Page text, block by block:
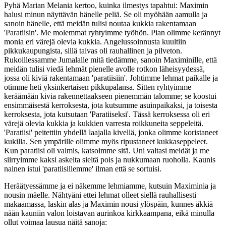
Pyhä Marian Melania kertoo, kuinka ilmestys tapahtui: Maximin
halusi minun näyttävän hänelle peliä. Se oli myöhään aamulla ja
sanoin hänelle, että meidän tulisi noutaa kukkia rakentamaan
'Paratiisin'. Me molemmat ryhtyimme työhön. Pian olimme kerännyt
monia eri värejä olevia kukkia. Angelussoinnusta kuultiin
pikkukaupungista, sillä taivas oli rauhallinen ja pilveton.
Rukoillessamme Jumalalle mitä tiedämme, sanoin Maximinille, että
meidän tulisi viedä lehmät pienelle avolle rotkon läheisyydessä,
jossa oli kiviä rakentamaan 'paratiisiin'. Johtimme lehmat paikalle ja
otimme heti yksinkertaisen pikkupalansa. Sitten ryhtyimme
keräämään kivia rakennettaakseen pienemmän talomme; se koostui
ensimmäisestä kerroksesta, jota kutsumme asuinpaikaksi, ja toisesta
kerroksesta, jota kutsutaan 'Paratiiseksi'. Tässä kerroksessa oli eri
värejä olevia kukkia ja kukkien varresta roikkuneita seppeleitä.
'Paratiisi' peitettiin yhdellä laajalla kivellä, jonka olimme koristaneet
kukilla. Sen ympärille olimme myös ripustaneet kukkaseppeleet.
Kun paratiisi oli valmis, katsoimme sitä. Uni valtasi meidät ja me
siirryimme kaksi askelta sieltä pois ja nukkumaan ruoholla. Kaunis
nainen istui 'paratiisillemme' ilman että se sortuisi.
Heräätyessämme ja ei näkemme lehmiamme, kutsuin Maximinia ja
nousin mäelle. Nähtyäni ettei lehmat olleet siellä rauhallisesti
makaamassa, laskin alas ja Maximin nousi ylöspäin, kunnes äkkiä
nään kauniin valon loistavan aurinkoa kirkkaampana, eikä minulla
ollut voimaa lausua näitä sanoja: